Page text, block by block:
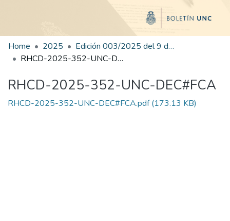
Home 2025
Edición 003/2025 del 9 de junio de 2025
RHCD-2025-352-UNC-DEC#FCA
RHCD-2025-352-UNC-DEC#FCA
RHCD-2025-352-UNC-DEC#FCA.pdf(173.13 KB)